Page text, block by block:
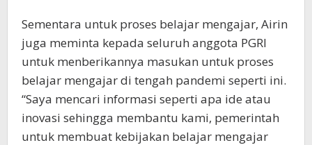
Sementara untuk proses belajar mengajar, Airin
juga meminta kepada seluruh anggota PGRI
untuk menberikannya masukan untuk proses
belajar mengajar di tengah pandemi seperti ini.
“Saya mencari informasi seperti apa ide atau
inovasi sehingga membantu kami, pemerintah
untuk membuat kebijakan belajar mengajar